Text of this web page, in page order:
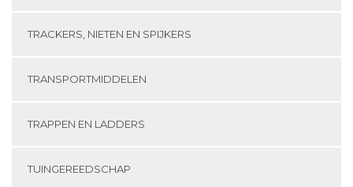
TRACKERS, NIETEN EN SPIJKERS
TRANSPORTMIDDELEN
TRAPPEN EN LADDERS
TUINGEREEDSCHAP